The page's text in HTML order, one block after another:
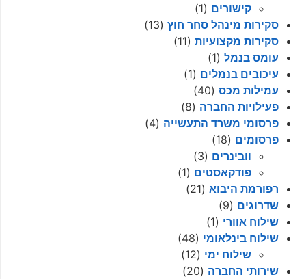
קישורים (1)
סקירות מינהל סחר חוץ (13)
סקירות מקצועיות (11)
עומס בנמל (1)
עיכובים בנמלים (1)
עמילות מכס (40)
פעילויות החברה (8)
פרסומי משרד התעשייה (4)
פרסומים (18)
וובינרים (3)
פודקאסטים (1)
רפורמת היבוא (21)
שדרוגים (9)
שילוח אוורי (1)
שילוח בינלאומי (48)
שילוח ימי (12)
שירותי החברה (20)